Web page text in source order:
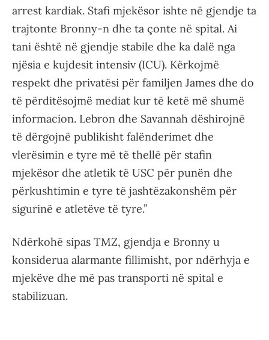
arrest kardiak. Stafi mjekësor ishte në gjendje ta
trajtonte Bronny-n dhe ta çonte në spital. Ai
tani është në gjendje stabile dhe ka dalë nga
njësia e kujdesit intensiv (ICU). Kërkojmë
respekt dhe privatësi për familjen James dhe do
të përditësojmë mediat kur të ketë më shumë
informacion. Lebron dhe Savannah dëshirojnë
të dërgojnë publikisht falënderimet dhe
vlerësimin e tyre më të thellë për stafin
mjekësor dhe atletik të USC për punën dhe
përkushtimin e tyre të jashtëzakonshëm për
sigurinë e atletëve të tyre.”
Ndërkohë sipas TMZ, gjendja e Bronny u
konsiderua alarmante fillimisht, por ndërhyja e
mjekëve dhe më pas transporti në spital e
stabilizuan.